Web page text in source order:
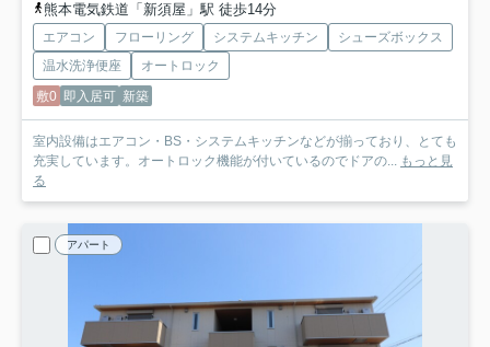
熊本電気鉄道「新須屋」駅 徒歩14分
エアコン フローリング システムキッチン
シューズボックス
温水洗浄便座
オートロック
敷0 即入居可 新築
室内設備はエアコン・BS・システムキッチンなどが揃っており、とても
充実しています。オートロック機能が付いているのでドアの... もっと見
る
アパート